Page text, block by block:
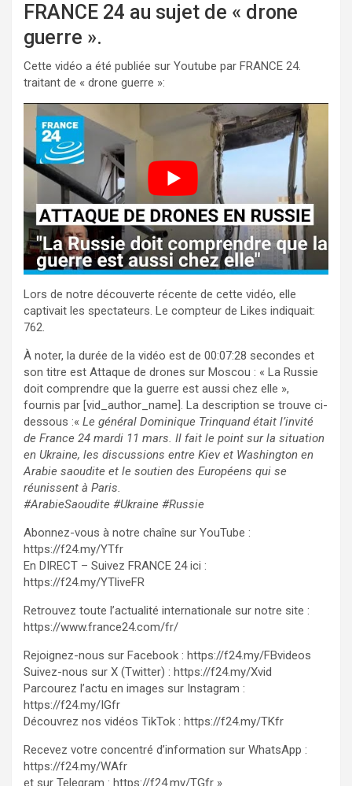
FRANCE 24 au sujet de « drone
guerre ».
Cette vidéo a été publiée sur Youtube par FRANCE 24.
traitant de « drone guerre »:
Lors de notre découverte récente de cette vidéo, elle
captivait les spectateurs. Le compteur de Likes indiquait:
762.
À noter, la durée de la vidéo est de 00:07:28 secondes et
son titre est Attaque de drones sur Moscou : « La Russie
doit comprendre que la guerre est aussi chez elle »,
fournis par [vid_author_name]. La description se trouve ci-
dessous :« Le général Dominique Trinquand était l’invité
de France 24 mardi 11 mars. Il fait le point sur la situation
en Ukraine, les discussions entre Kiev et Washington en
Arabie saoudite et le soutien des Européens qui se
réunissent à Paris.
#ArabieSaoudite #Ukraine #Russie
Abonnez-vous à notre chaîne sur YouTube :
https://f24.my/YTfr
En DIRECT – Suivez FRANCE 24 ici :
https://f24.my/YTliveFR
Retrouvez toute l’actualité internationale sur notre site :
https://www.france24.com/fr/
Rejoignez-nous sur Facebook : https://f24.my/FBvideos
Suivez-nous sur X (Twitter) : https://f24.my/Xvid
Parcourez l’actu en images sur Instagram :
https://f24.my/IGfr
Découvrez nos vidéos TikTok : https://f24.my/TKfr
Recevez votre concentré d’information sur WhatsApp :
https://f24.my/WAfr